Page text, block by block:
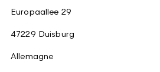
Europaallee 29
47229 Duisburg
Allemagne